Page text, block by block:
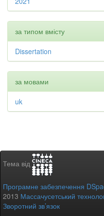
за типом вмісту
Dissertation
за мовами
uk
Тема від
Програмне забезпечення
2013 Массачусетський
Зворотний зв’язок